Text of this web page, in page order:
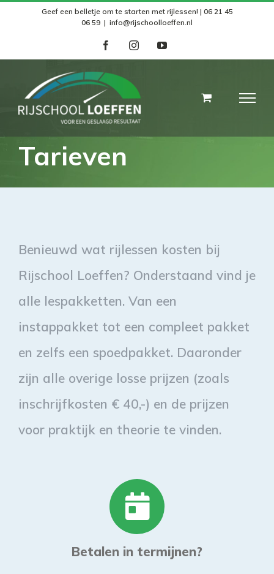
Geef een belletje om te starten met rijlessen! | 06 21 45
06 59 | info@rijschoolloeffen.nl
facebookinstagramyoutube
Tarieven
Benieuwd wat rijlessen kosten bij
Rijschool Loeffen? Onderstaand vind je
alle lespakketten. Van een
instappakket tot een compleet pakket
en zelfs een spoedpakket. Daaronder
zijn alle overige losse prijzen (zoals
inschrijfkosten € 40,-) en de prijzen
voor praktijk en theorie te vinden.
Betalen in termijnen?